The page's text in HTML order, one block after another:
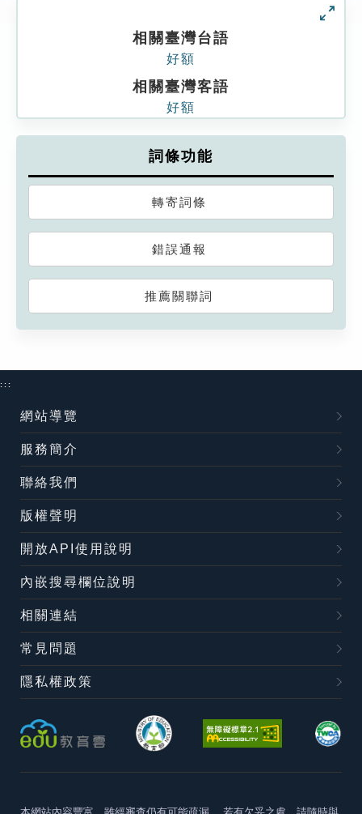
相關臺灣台語
好額
相關臺灣客語
好額
詞條功能
轉寄詞條
錯誤通報
推薦關聯詞
:::
網站導覽
服務簡介
聯絡我們
版權聲明
開放API使用說明
內嵌搜尋欄位說明
相關連結
常見問題
隱私權政策
本網站內容豐富，雖經審查仍有可能疏漏， 若有欠妥之處，請隨時與